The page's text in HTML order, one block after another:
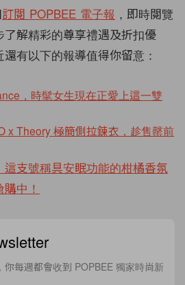
訂閱 POPBEE 電子報 ，即時閱覽
解精彩的尊享禮遇及折扣優
有以下的報導值得你留意：
，時髦女生現在正愛上這一雙
x Theory 極簡側拉鍊衣，趁售罄前
支號稱具安眠功能的柑橘香氛
中！
每週都會收到 POPBEE 獨家時尚新